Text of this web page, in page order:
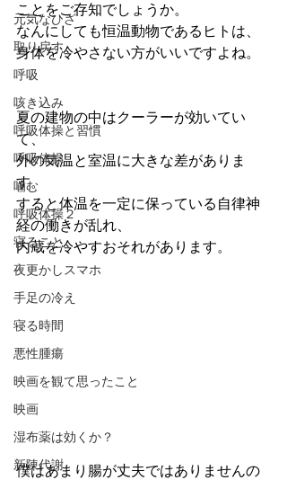
元気なひざ
取り戻す
呼吸
咳き込み
呼吸体操と習慣
呼吸体操
噛む
呼吸体操２
寝ること
夜更かしスマホ
手足の冷え
寝る時間
悪性腫瘍
映画を観て思ったこと
映画
湿布薬は効くか？
新陳代謝
ことをご存知でしょうか。
なんにしても恒温動物であるヒトは、
身体を冷やさない方がいいですよね。
夏の建物の中はクーラーが効いてい
て、
外の気温と室温に大きな差がありま
す。
すると体温を一定に保っている自律神
経の働きが乱れ、
内蔵を冷やすおそれがあります。
僕はあまり腸が丈夫ではありませんの